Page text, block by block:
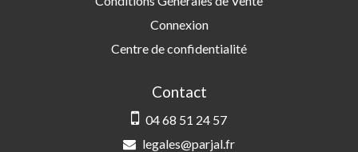
Connexion
Centre de confidentialité
Contact
04 68 51 24 57
legales@parjal.fr